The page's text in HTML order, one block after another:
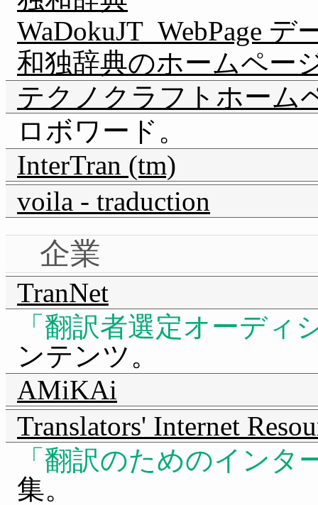
WaDokuJT_WebPage
和独辞典のホームペー
テクノクラフトホーム
ロボワード。
InterTran (tm)
voila - traduction
企業
TranNet
翻訳者選定オーディ
ンテンツ。
AMiKAi
Translators' Internet
翻訳のためのインタ
集。